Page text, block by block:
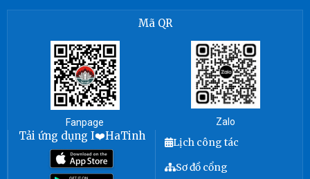
Mã QR
Fanpage Zalo
Tải ứng dụng I❤️HaTinh
Lịch công tác
Sơ đồ cổng